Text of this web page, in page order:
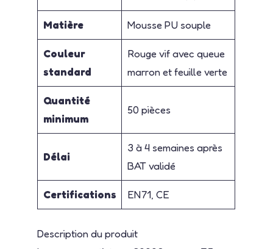
Matière Mousse PU souple
Couleur
standard
Rouge vif avec queue
marron et feuille verte
Quantité
minimum
50 pièces
Délai
3 à 4 semaines après
BAT validé
Certifications EN71, CE
Description du produit